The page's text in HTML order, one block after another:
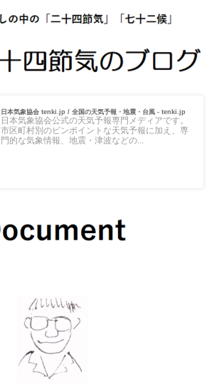
日本気象協会 tenki.jp / 全国の天気予報・地震・台風 - tenki.jp
日本気象協会公式の天気予報専門メディアです。
市区町村別のピンポイントな天気予報に加え、専
門的な気象情報、地震・津波などの...